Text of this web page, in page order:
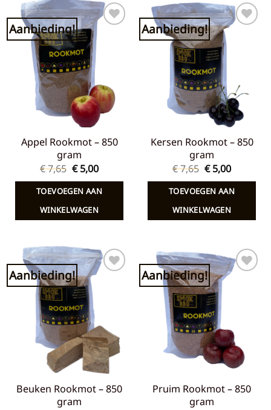
Aanbieding! Toevoegen
aan
verlanglijst
Appel Rookmot – 850
gram
€7,65 Oorspronkelijke
prijs
was:
€ 7,65.
€5,00Huidige
is:
€ 5,00.
TOEVOEGEN AAN
WINKELWAGEN
Aanbieding! Toevoegen
aan
verlanglijst
Kersen Rookmot – 850
gram
€7,65
prijs
was:
€ 7,65.
€5,00Huidige
is:
€ 5,00.
TOEVOEGEN AAN
WINKELWAGEN
Aanbieding! Toevoegen
verlanglijst
Beuken Rookmot – 850
gram
Aanbieding! Toevoegen
verlanglijst
Pruim Rookmot – 850
gram